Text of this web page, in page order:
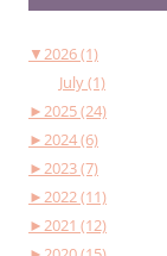
▼2026 (1)
July (1)
►2025 (24)
►2024 (6)
►2023 (7)
►2022 (11)
►2021 (12)